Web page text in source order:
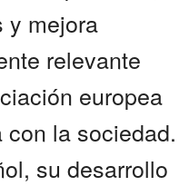
y mejora
relevante
europea
la sociedad.
su desarrollo